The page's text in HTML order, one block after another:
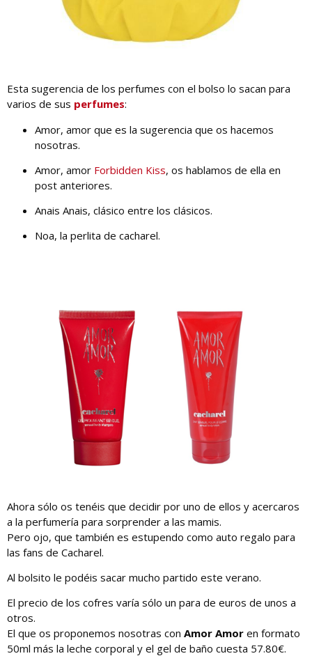
Esta sugerencia de los perfumes con el bolso lo sacan para
varios de sus perfumes:
Amor, amor que es la sugerencia que os hacemos
nosotras.
Amor, amor Forbidden Kiss, os hablamos de ella en
post anteriores.
Anais Anais, clásico entre los clásicos.
Noa, la perlita de cacharel.
Ahora sólo os tenéis que decidir por uno de ellos y acercaros
a la perfumería para sorprender a las mamis.
Pero ojo, que también es estupendo como auto regalo para
las fans de Cacharel.
Al bolsito le podéis sacar mucho partido este verano.
El precio de los cofres varía sólo un para de euros de unos a
otros.
El que os proponemos nosotras con Amor Amor en formato
50ml más la leche corporal y el gel de baño cuesta 57.80€.